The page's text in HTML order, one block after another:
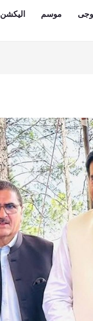
موسم
الیکشن